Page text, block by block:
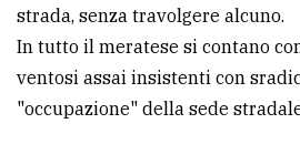
strada, senza travolgere alcuno.
In tutto il meratese si contano
ventosi assai insistenti con
"occupazione" della sede